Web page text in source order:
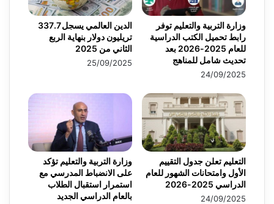
الدين العالمي يسجل 337.7
تريليون دولار بنهاية الربع
الثاني من 2025
25/09/2025
وزارة التربية والتعليم توفر
رابط تحميل الكتب الدراسية
للعام 2025-2026 بعد
تحديث شامل للمناهج
24/09/2025
وزارة التربية والتعليم تؤكد
على الانضباط المدرسي مع
استمرار استقبال الطلاب
بالعام الدراسي الجديد
التعليم تعلن جدول التقييم
الأول وامتحانات الشهور للعام
الدراسي 2025-2026
24/09/2025